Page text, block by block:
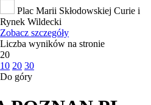
Plac Marii Skłodowskiej Curie i
Rynek Wildecki
Zobacz szczegóły
Liczba wyników na stronie
20
10 20 30
Do góry